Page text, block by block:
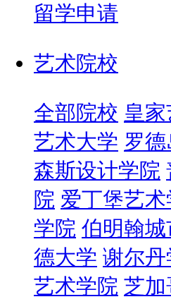
留学申请
艺术院校
全部院校 皇
艺术大学 罗
森斯设计学院
院 爱丁堡艺术
学院 伯明翰
德大学 谢尔丹
艺术学院 芝加